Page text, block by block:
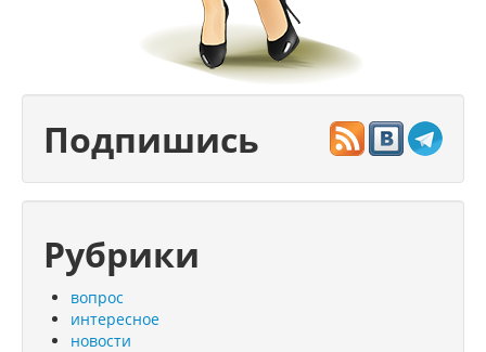
Подпишись
Рубрики
вопрос
интересное
новости